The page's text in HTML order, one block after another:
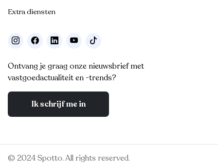
Extra diensten
Ontvang je graag onze nieuwsbrief met
vastgoedactualiteit en -trends?
Ik schrijf me in
© 2024 Spotto. All rights reserved.